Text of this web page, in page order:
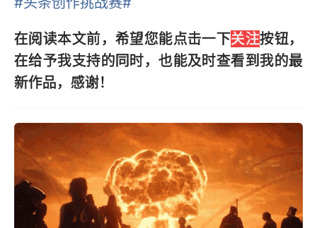
在阅读本文前，希望您能点击一下关注按钮，
在给予我支持的同时，也能及时查看到我的最
新作品，感谢！